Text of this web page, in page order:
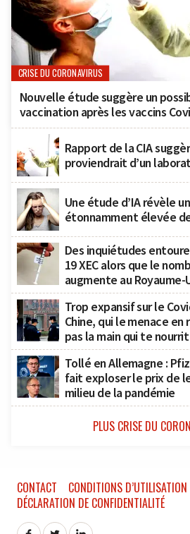
CRISE DU CORONAVIRUS
Nouvelle étude suggère un
vaccination après les vaccins
Rapport de la CIA
proviendrait d’un
Une étude d’IA révèle
étonnamment élevée
Des inquiétudes
19 XEC alors que le
augmente au Royaume-
Trop expansif sur le
Chine, qui le menace en
pas la main qui te nourrit
Tollé en Allemagne :
fait exploser le prix de
milieu de la pandémie
PLUS CRISE DU
CONTACT
CONDITIONS D’UTILISATION
DÉCLARATION DE CONFIDENTIALITÉ